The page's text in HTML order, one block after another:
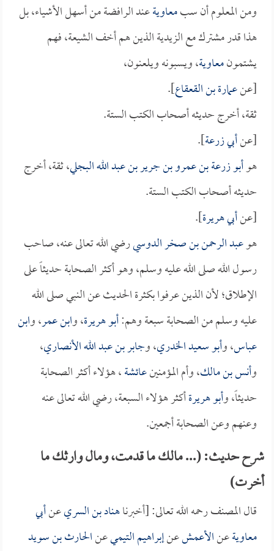
ومن المعلوم أن سبمعاويةعند الرافضة من أسهل الأشياء، بل
هذا قدر مشترك مع الزيدية الذين هم أخف الشيعة، فهم
يشتمونمعاوية، ويسبونه ويلعنون،
[عنعمارة بن القعقاع].
ثقة، أخرج حديثه أصحاب الكتب الستة.
[عنأبي زرعة].
هوأبو زرعة بن عمرو بن جرير بن عبد الله البجلي، ثقة، أخرج
حديثه أصحاب الكتب الستة.
[عنأبي هريرة].
هوعبد الرحمن بن صخر الدوسيرضي الله تعالى عنه، صاحب
رسول الله صلى الله عليه وسلم، وهو أكثر الصحابة حديثاً على
الإطلاق؛ لأن الذين عرفوا بكثرة الحديث عن النبي صلى الله
عليه وسلم من الصحابة سبعة وهم:أبو هريرة، وابن عمر، وابن
عباس، وأبو سعيد الخدري، وجابر بن عبد الله الأنصاري،
وأنس بن مالك، وأم المؤمنينعائشة، هؤلاء أكثر الصحابة
حديثاً، وأبو هريرةأكثر هؤلاء السبعة، رضي الله تعالى عنه
وعنهم وعن الصحابة أجمعين.
شرح حديث: (... مالك ما قدمت، ومال وارثك ما
أخرت)
قال المصنف رحمه الله تعالى: [أخبرناهناد بن السريعنأبي
معاويةعنالأعمشعنإبراهيم التيميعنالحارث بن سويد